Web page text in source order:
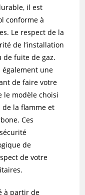
il est
conforme à
Le respect de la
de l’installation
fuite de gaz.
également une
de faire votre
le modèle choisi
de la flamme et
Ces
de
de votre
à partir de